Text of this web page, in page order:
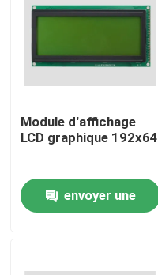
Vidéos
À propos de nous
Module d'affichage
LCD graphique 192x64
envoyer une